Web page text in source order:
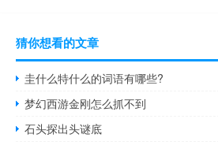
猜你想看的文章
圭什么特什么的词语有哪些?
梦幻西游金刚怎么抓不到
石头探出头谜底